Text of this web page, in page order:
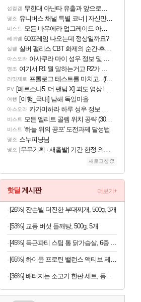
섭컬겜 무한대 아난타 유출과 앞으로의 예상 (루머)
명조 유니버스 채널 특별 코너 | 자신만의 스타일
비스트 모든 바우에라 업그레이드 아이템 획득 위치 공략 (89개)
레퀴엠 60프레임 나오는데 정상일까요?
실팰 실버 팰리스 CBT 화제의 순간·후기 모음
아스오라 아사쿠라 마이 성우 정보 및 주요 필모
명조 여기서 R1 뭘 말하는거고 R2가 뭘말하는걸까요?
리밋제로 프롤로그 테스트를 마치고.. (feat. 리아)
PV [페르소나5: 더 팬텀 X] 괴도 영상 l 타카마키 안·댄싱 스타
여행 [여행_국내] 남해 독일마을
아스오라 카가미하라 하루 성우 정보 및 주요 필모
비스트 모든 엘리트 골렘 위치 공략 (30개) - 방랑 결투가
비스트 '하늘 위의 공포' 도전과제 달성법
명조 스누피냥님
명조 [무무기획 · 새출발] 기간 한정 의뢰 이벤트
새로고침
핫딜 게시판 더보기+
[26%] 쟌슨빌 더진한 부대찌개, 500g, 3개
[53%] 교동 버섯 들깨탕, 500g, 5개
[45%] 득근파티 스팀 통 닭가슴살, 6종 혼합, 100g, 30팩
[65%] 하이뮨 프로틴 밸런스 액티브 제로, 밀크쉐이크, 250ml, 18개
[36%] 배터지는 소고기 한판 세트, 등심살 300g + 살치살 200g + 부채살 200g + 갈비살 200g + 우삼겹 300g, 1.2kg, 1세트